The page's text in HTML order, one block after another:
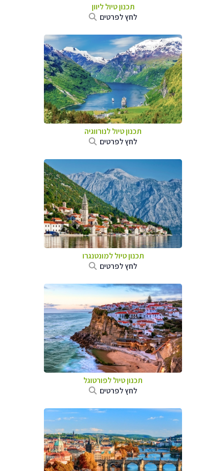
תכנון טיול ליוון
לחץ לפרטים
תכנון טיול לנורווגיה
לחץ לפרטים
תכנון טיול למונטנגרו
לחץ לפרטים
תכנון טיול לפורטוגל
לחץ לפרטים